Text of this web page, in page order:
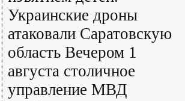
Украинские дроны
атаковали Саратовскую
область Вечером 1
августа столичное
управление МВД